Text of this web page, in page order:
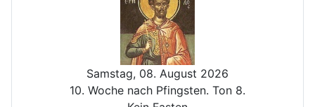
Samstag, 08. August 2026
10. Woche nach Pfingsten. Ton 8.